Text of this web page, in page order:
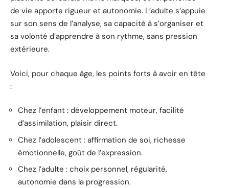
de vie apporte rigueur et autonomie. L’adulte s’appuie
sur son sens de l’analyse, sa capacité à s’organiser et
sa volonté d’apprendre à son rythme, sans pression
extérieure.
Voici, pour chaque âge, les points forts à avoir en tête
:
Chez l’enfant : développement moteur, facilité
d’assimilation, plaisir direct.
Chez l’adolescent : affirmation de soi, richesse
émotionnelle, goût de l’expression.
Chez l’adulte : choix personnel, régularité,
autonomie dans la progression.